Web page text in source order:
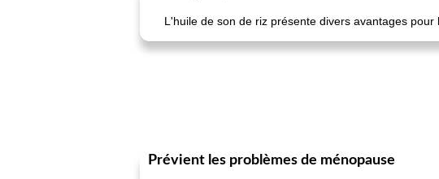
L'huile de son de riz présente divers avantages pour
Prévient les problèmes de ménopause